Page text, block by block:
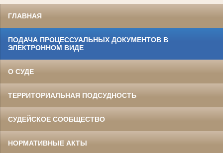
ГЛАВНАЯ
ПОДАЧА ПРОЦЕССУАЛЬНЫХ ДОКУМЕНТОВ В
ЭЛЕКТРОННОМ ВИДЕ
О СУДЕ
ТЕРРИТОРИАЛЬНАЯ ПОДСУДНОСТЬ
СУДЕЙСКОЕ СООБЩЕСТВО
НОРМАТИВНЫЕ АКТЫ